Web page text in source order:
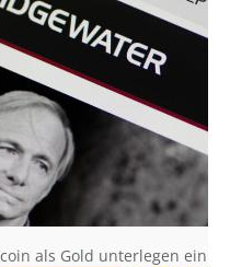
als Gold unterlegen ein